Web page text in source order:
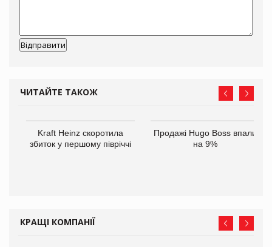
ЧИТАЙТЕ ТАКОЖ
Kraft Heinz скоротила
збиток у першому півріччі
Продажі Hugo Boss впали
на 9%
КРАЩІ КОМПАНІЇ